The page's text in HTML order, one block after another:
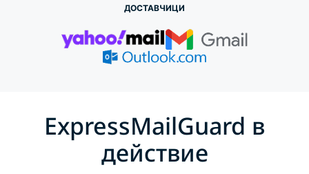
Защо ExpressMailGuard?
Опции на ExpressMailGuard
ДОСТАВЧИЦИ
ExpressMailGuard в
действие